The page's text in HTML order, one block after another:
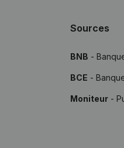
Sources
BNB -
BCE -
Moniteur -